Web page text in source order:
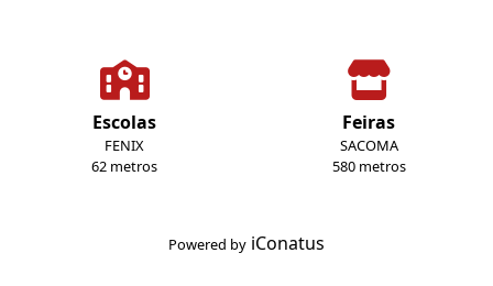
Escolas
FENIX
62 metros
Feiras
SACOMA
580 metros
Powered by iConatus